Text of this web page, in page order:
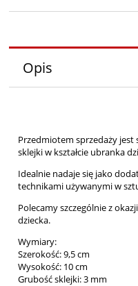
Opis
Przedmiotem sprzedaży
sklejki w kształcie ubranka
Idealnie nadaje się jako
technikami używanymi w
Polecamy szczególnie z
dziecka.
Wymiary:
Szerokość: 9,5 cm
Wysokość: 10 cm
Grubość sklejki: 3 mm